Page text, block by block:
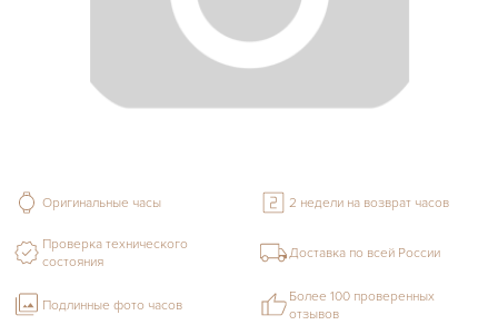
Оригинальные часы 2 недели на возврат часов
Проверка технического
состояния
Доставка по всей России
Подлинные фото часов
Более 100 проверенных
отзывов